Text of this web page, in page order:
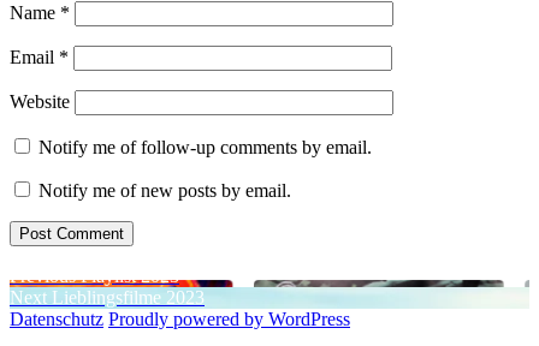
Name *
Email *
Website
Notify me of follow-up comments by email.
Notify me of new posts by email.
Post
navigation
Previous
post:
Playlist 2023
Next Next
post:
Lieblingsfilme 2023
Datenschutz Proudly powered by WordPress